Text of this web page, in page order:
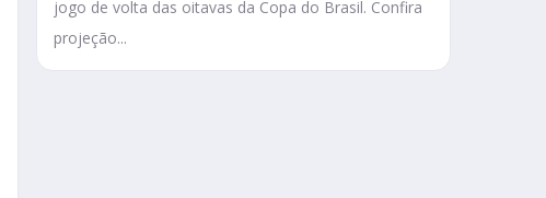
jogo de volta das oitavas da Copa do Brasil. Confira
projeção...